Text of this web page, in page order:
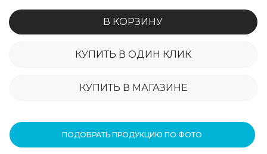
В КОРЗИНУ
КУПИТЬ В ОДИН КЛИК
КУПИТЬ В МАГАЗИНЕ
ПОДОБРАТЬ ПРОДУКЦИЮ ПО ФОТО